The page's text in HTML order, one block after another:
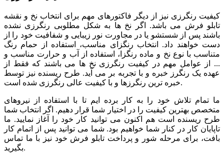
کیفیت رنگرزی نیز از دیگر فاکتورهای مهم برای انتخاب نخ و نقشه
تابلو فرش می باشد. اگر نخ ها به شکل مطلوبی رنگرزی نشده
باشند پس از شستشو یا در مجاورت نور زیبایی و شفافیت خود را از
دست خواهند داد. انتخاب رنگزای مناسب، استفاده از حمام رنگ
متناسب با نوع نخ و ماده رنگزا، استفاده از آب و حرارت مناسب و
... از عوامل مهم در کیفیت رنگرزی نخ ها می باشند که فقط از
عهده یک رنگرز خبره و با تجربه بر می آید. طرح ریسنده نیز توسط
خبره ترین رنگرزها و با کیفیت عالی رنگرزی شده است.
ما تمام تلاش خود را به کار برده ایم تا با استفاده از نیروهای
متخصص بهترین کیفیت را در اختیار شما قرار دهیم. اگر انتخاب شما
طرح ریسنده است هم اکنون می توانید کار خود را آغاز نمایید. ما
تاپایان کار در کنار شما خواهیم بود. شما می توانید پس از اتمام کار
بافت، برای مرحله شور و پرداخت تابلو فرش خود نیز با ما تماس
بگیرید.